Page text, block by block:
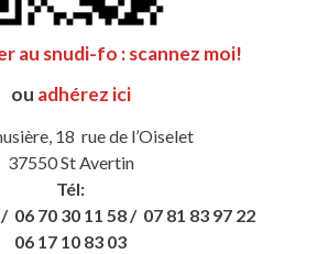
au snudi-fo : scannez moi!
ou adhérez ici
18 rue de l’Oiselet
37550 St Avertin
Tél:
/ 06 70 30 11 58 / 07 81 83 97 22
06 17 10 83 03